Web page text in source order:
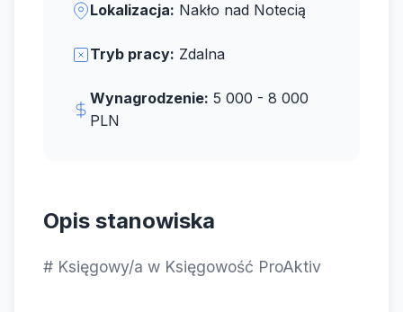
Lokalizacja: Nakło nad Notecią
Tryb pracy: Zdalna
Wynagrodzenie: 5 000 - 8 000
PLN
Opis stanowiska
# Księgowy/a w Księgowość ProAktiv